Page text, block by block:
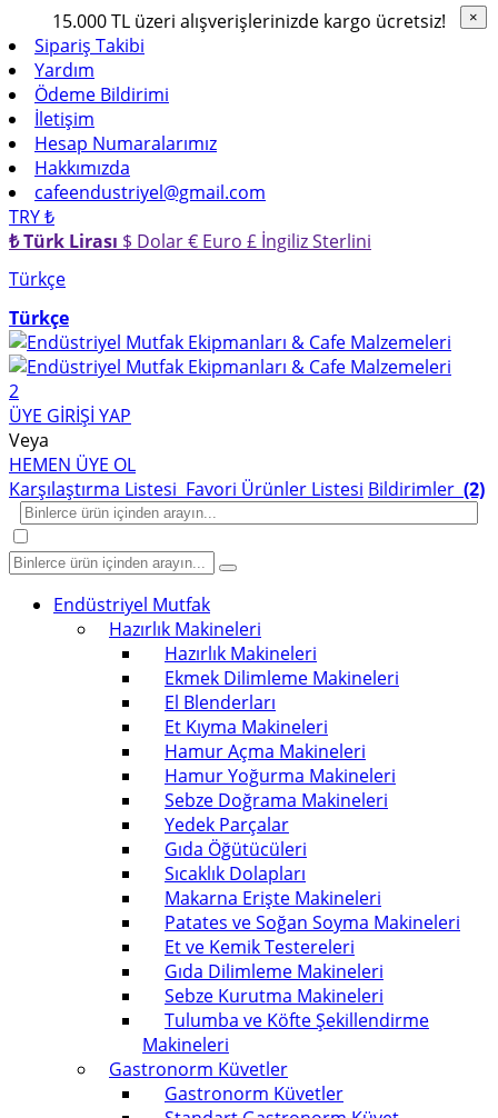
15.000 TL üzeri alışverişlerinizde kargo ücretsiz!
Sipariş Takibi
Yardım
Ödeme Bildirimi
İletişim
Hesap Numaralarımız
Hakkımızda
cafeendustriyel@gmail.com
TRY ₺
₺ Türk Lirası $ Dolar€ Euro £ İngiliz Sterlini
Türkçe
Türkçe
2
ÜYE GİRİŞİ YAP
Veya
HEMEN ÜYE OL
Karşılaştırma Listesi Favori Ürünler Listesi Bildirimler (2)
Endüstriyel Mutfak
Hazırlık Makineleri
Hazırlık Makineleri
Ekmek Dilimleme Makineleri
El Blenderları
Et Kıyma Makineleri
Hamur Açma Makineleri
Hamur Yoğurma Makineleri
Sebze Doğrama Makineleri
Yedek Parçalar
Gıda Öğütücüleri
Sıcaklık Dolapları
Makarna Erişte Makineleri
Patates ve Soğan Soyma Makineleri
Et ve Kemik Testereleri
Gıda Dilimleme Makineleri
Sebze Kurutma Makineleri
Tulumba ve Köfte Şekillendirme
Makineleri
Gastronorm Küvetler
Gastronorm Küvetler
×
×